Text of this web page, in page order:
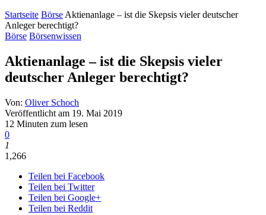
Startseite Börse Aktienanlage – ist die Skepsis vieler deutscher
Anleger berechtigt?
Börse Börsenwissen
Aktienanlage – ist die Skepsis vieler
deutscher Anleger berechtigt?
Von: Oliver Schoch
Veröffentlicht am 19. Mai 2019
12 Minuten zum lesen
0
1
1,266
Teilen bei Facebook
Teilen bei Twitter
Teilen bei Google+
Teilen bei Reddit